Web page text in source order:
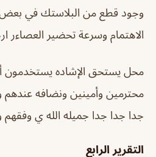
وجود قطع من البلاستك في بعض
الاهتمام وسرعة تحضير العصاءر
محل يستحق الإشاده يستخدمون
محترمين وأمينين ونضافه عندهم
جدا جدا جدا جميله الله ي وفقهم
التقرير الرابع